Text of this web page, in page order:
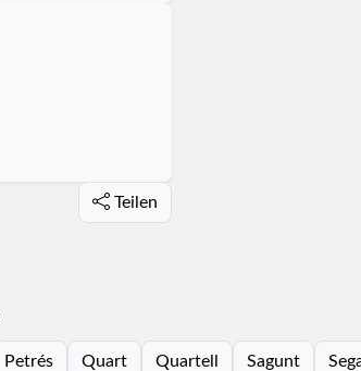
Teilen
Petrés
Quart
Quartell Sagunt